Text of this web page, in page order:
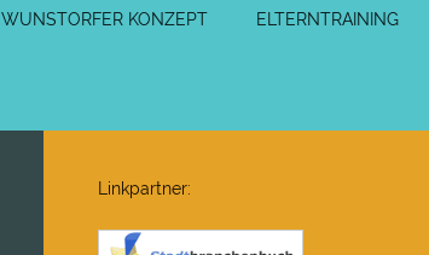
WUNSTORFER KONZEPT ELTERNTRAINING
Linkpartner: